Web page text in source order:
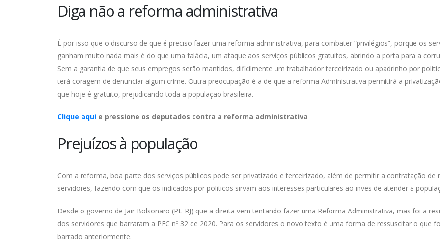
Diga não a reforma administrativa
É por isso que o discurso de que é preciso fazer uma reforma administrativa, para combater “privilégios”, porque os
ganham muito nada mais é do que uma falácia, um ataque aos serviços públicos gratuitos, abrindo a porta para a
Sem a garantia de que seus empregos serão mantidos, dificilmente um trabalhador terceirizado ou apadrinho por
terá coragem de denunciar algum crime. Outra preocupação é a de que a reforma Administrativa permitirá a
que hoje é gratuito, prejudicando toda a população brasileira.
Clique aqui e pressione os deputados contra a reforma administrativa
Prejuízos à população
Com a reforma, boa parte dos serviços públicos pode ser privatizado e terceirizado, além de permitir a contratação de
servidores, fazendo com que os indicados por políticos sirvam aos interesses particulares ao invés de atender a
Desde o governo de Jair Bolsonaro (PL-RJ) que a direita vem tentando fazer uma Reforma Administrativa, mas foi a
dos servidores que barraram a PEC nº 32 de 2020. Para os servidores o novo texto é uma forma de ressuscitar o que
barrado anteriormente.